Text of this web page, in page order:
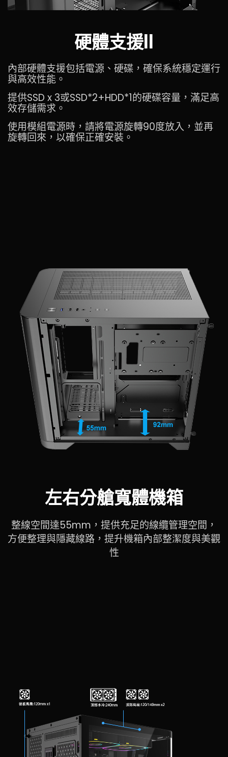
硬體支援II
內部硬體支援包括電源、硬碟，確保系統穩定運行
與高效性能。
提供SSD x 3或SSD*2+HDD*1的硬碟容量，滿足高
效存儲需求。
使用模組電源時，請將電源旋轉90度放入，並再
旋轉回來，以確保正確安裝。
左右分艙寬體機箱
整線空間達55mm，提供充足的線纜管理空間，
方便整理與隱藏線路，提升機箱內部整潔度與美觀
性